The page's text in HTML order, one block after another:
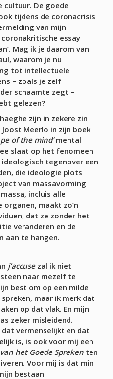
cultuur. De goede
tijdens de coronacrisis
van mijn
essay
Mag ik je daarom van
waarom je nu
tot intellectuele
– zoals je zelf
schaamte zegt –
gelezen?
zijn in zekere zin
Meerlo in zijn boek
of the mind’mental
slaat op het fenomeen
tegenover een
die ideologie plots
van massavorming
incluis alle
maakt zo’n
dat ze zonder het
veranderen en de
aan te hangen.
j’accusezal ik niet
naar mezelf te
best om op een milde
maar ik merk dat
op dat vlak. En mijn
zeker misleidend.
dat vermenselijkt en dat
is, is ook voor mij een
het Goede Spreken ten
Voor mij is dat min
bestaan.